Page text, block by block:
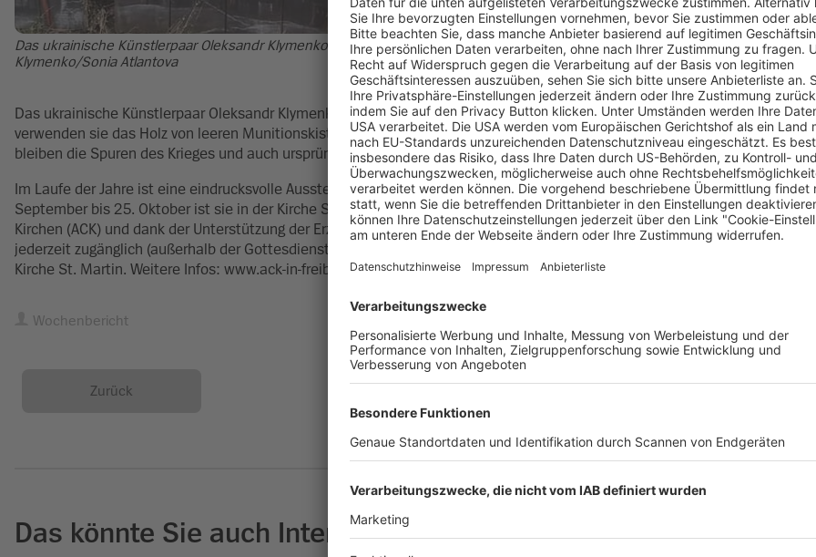
Das ukrainische Künstlerpaar Oleksandr Klymenko und Sonia Atlantova verwandelt Todbringendes in Symbole des Lebens.
Klymenko/Sonia Atlantova
Das ukrainische Künstlerpaar Oleksandr Klymenko und Sonia Atlantova verwandelt Todbringendes in Symbole des Lebens:
verwenden sie das Holz von leeren Munitionskisten aus dem Ukrainekrieg und bemalen sie im Stil traditioneller
bleiben die Spuren des Krieges und auch ursprüngliche Merkmale wie Scharniere, Aufkleber und Nägel erhalten.
Im Laufe der Jahre ist eine eindrucksvolle Ausstellung entstanden, die bereits durch viele Länder und Städte gereist ist.
September bis 25. Oktober ist sie in der Kirche St. Martin (Rathausplatz) zu sehen – auf Einladung der
Kirchen (ACK) und dank der Unterstützung der Erzbischof-Hermann-Stiftung Freiburg. Der Eintritt ist frei. Die Ausstellung ist
jederzeit zugänglich (außerhalb der Gottesdienstzeiten). Vernissage mit dem Künstlerpaar am 26. September, 20 Uhr im
Kirche St. Martin. Weitere Infos: www.ack-in-freiburg.de.
Wochenbericht
Zurück
Das könnte Sie auch Interessieren